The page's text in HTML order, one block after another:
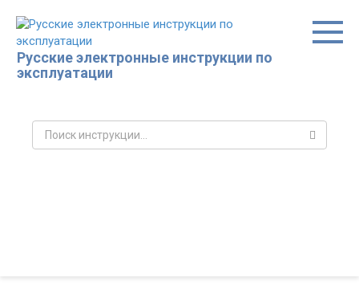
контенту
Русские электронные инструкции по
эксплуатации
Поиск: